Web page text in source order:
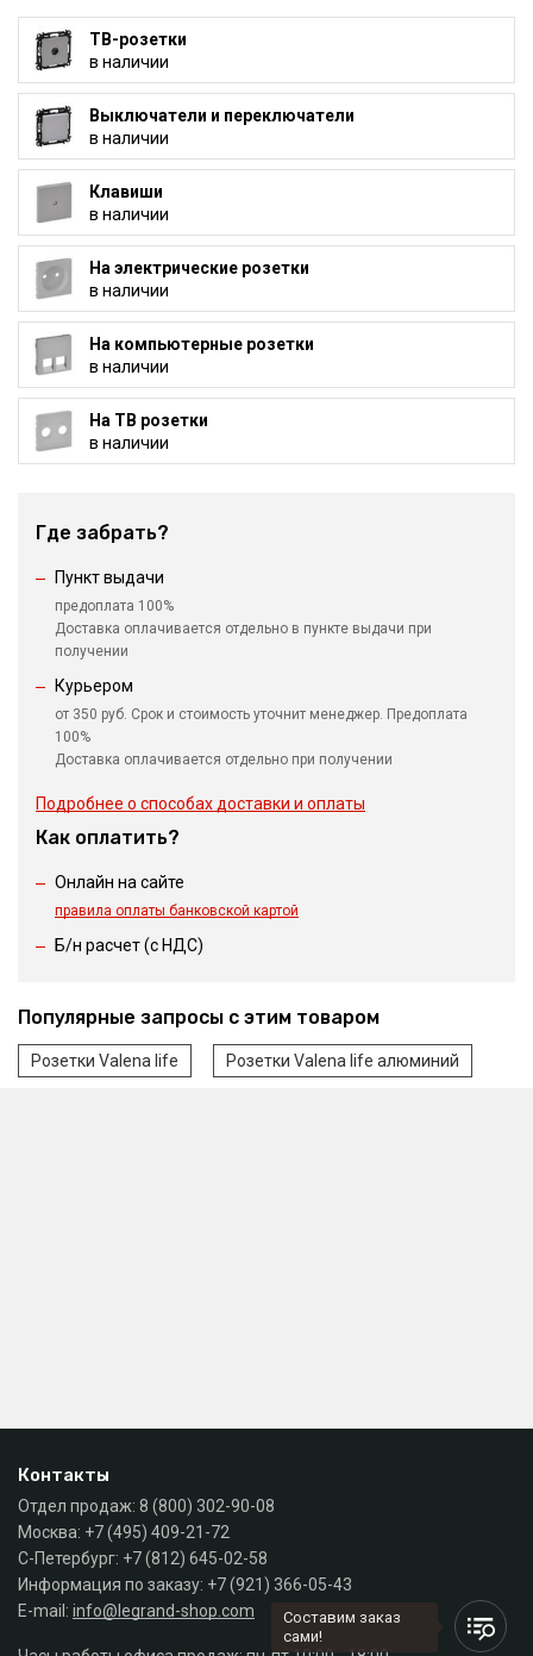
ТВ-розетки
в наличии
Выключатели и переключатели
в наличии
Клавиши
в наличии
На электрические розетки
в наличии
На компьютерные розетки
в наличии
На ТВ розетки
в наличии
Где забрать?
Пункт выдачи
предоплата 100%
Доставка оплачивается отдельно в пункте выдачи при
получении
Курьером
от 350 руб. Срок и стоимость уточнит менеджер. Предоплата
100%
Доставка оплачивается отдельно при получении
Подробнее о способах доставки и оплаты
Как оплатить?
Онлайн на сайте
правила оплаты банковской картой
Б/н расчет (c НДС)
Популярные запросы с этим товаром
Розетки Valena life Розетки Valena life алюминий
Контакты
Отдел продаж: 8 (800) 302-90-08
Москва: +7 (495) 409-21-72
С-Петербург: +7 (812) 645-02-58
Информация по заказу: +7 (921) 366-05-43
E-mail: info@legrand-shop.com
Составим заказ
сами!